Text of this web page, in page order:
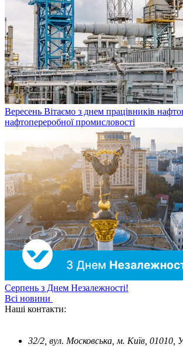
Вересень Вітаємо з днем працівників
нафтопереробної промисловості
Серпень з Днем Незалежності!
Всі новини
Наші контакти:
32/2, вул. Московська, м. Київ, 01010,